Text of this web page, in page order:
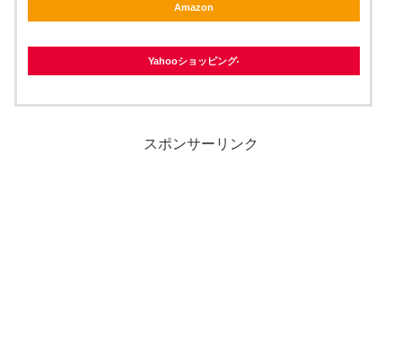
Amazon
Yahooショッピング
スポンサーリンク